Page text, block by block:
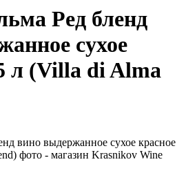
Ред бленд
сухое
л (Villa di Alma